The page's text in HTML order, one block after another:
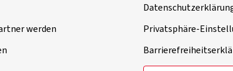
werden
Privatsphäre-